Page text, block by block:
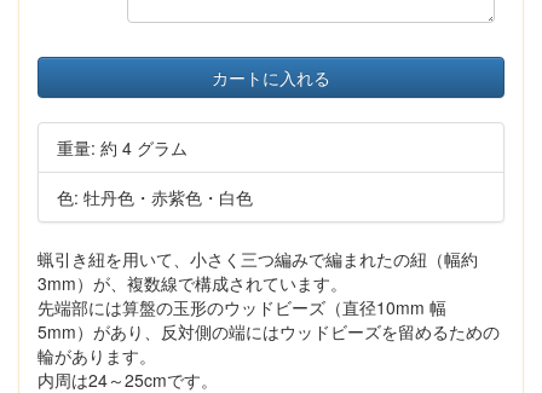
カートに入れる
重量: 約 4 グラム
色: 牡丹色・赤紫色・白色
蝋引き紐を用いて、小さく三つ編みで編まれたの紐（幅約
3mm）が、複数線で構成されています。
先端部には算盤の玉形のウッドビーズ（直径10mm 幅
5mm）があり、反対側の端にはウッドビーズを留めるための
輪があります。
内周は24～25cmです。